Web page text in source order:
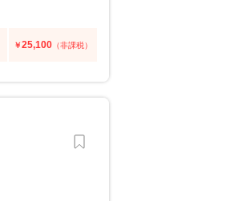
￥25,100 （非課税）